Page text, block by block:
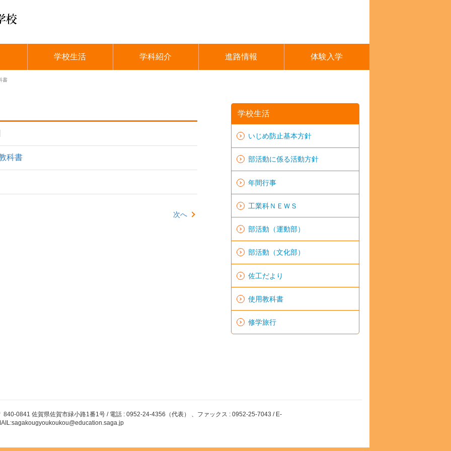
学校生活 学科紹介 進路情報 体験入学
書
科書
次へ
学校生活
いじめ防止基本方針
部活動に係る活動方針
年間行事
工業科ＮＥＷＳ
部活動（運動部）
部活動（文化部）
佐工だより
使用教科書
修学旅行
840-0841 佐賀県佐賀市緑小路1番1号 / 電話 : 0952-24-4356（代表） 、ファックス : 0952-25-7043 / E-